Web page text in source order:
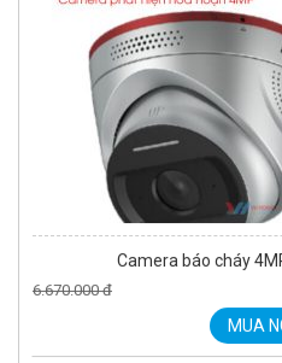
Camera báo cháy
6.670.000 đ
MUA